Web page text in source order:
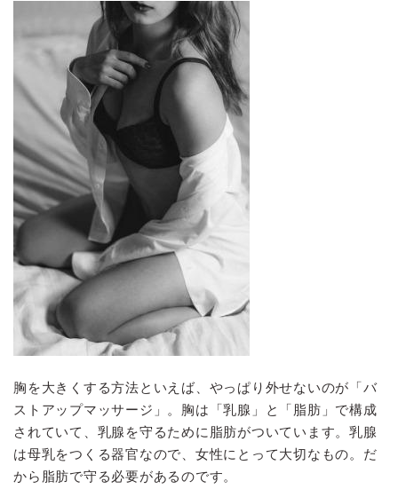
胸を大きくする方法といえば、やっぱり外せないのが「バ
ストアップマッサージ」。胸は「乳腺」と「脂肪」で構成
されていて、乳腺を守るために脂肪がついています。乳腺
は母乳をつくる器官なので、女性にとって大切なもの。だ
から脂肪で守る必要があるのです。